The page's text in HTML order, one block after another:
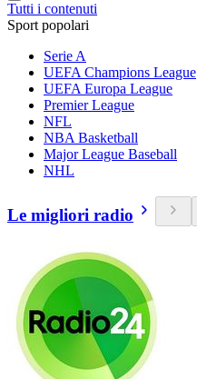
Tutti i contenuti
Sport popolari
Serie A
UEFA Champions League
UEFA Europa League
Premier League
NFL
NBA Basketball
Major League Baseball
NHL
Le migliori radio